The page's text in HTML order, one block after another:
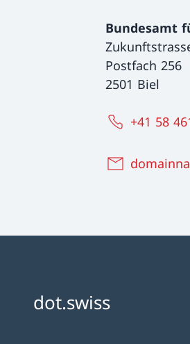
Bundesamt
Postfach 256
2501 Biel
+41 58
dot.swiss